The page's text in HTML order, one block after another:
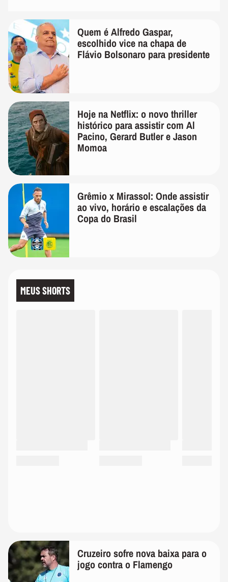
Quem é Alfredo Gaspar,
escolhido vice na chapa de
Flávio Bolsonaro para presidente
Hoje na Netflix: o novo thriller
histórico para assistir com Al
Pacino, Gerard Butler e Jason
Momoa
Grêmio x Mirassol: Onde assistir
ao vivo, horário e escalações da
Copa do Brasil
MEUS SHORTS
Cruzeiro sofre nova baixa para o
jogo contra o Flamengo